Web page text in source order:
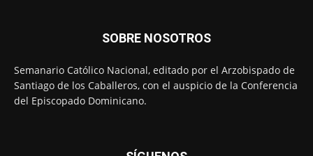
SOBRE NOSOTROS
Semanario Católico Nacional, editado por el Arzobispado de
Santiago de los Caballeros, con el auspicio de la Conferencia
del Episcopado Dominicano.